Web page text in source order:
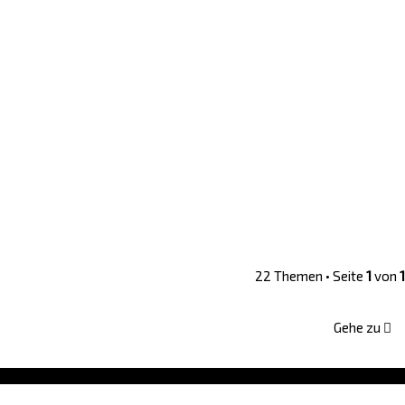
22 Themen • Seite 1von 1
Gehe zu